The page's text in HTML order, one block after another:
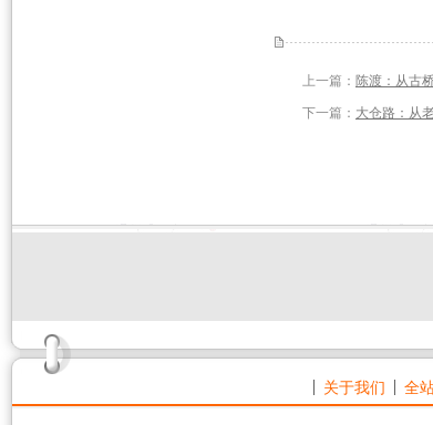
上一篇： 陈渡：从古
下一篇： 大仓路：从
关于我们 全